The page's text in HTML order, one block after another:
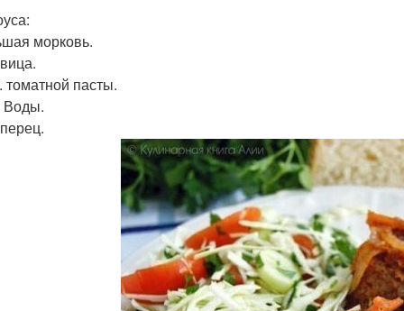
морковь.
томатной пасты.
Воды.